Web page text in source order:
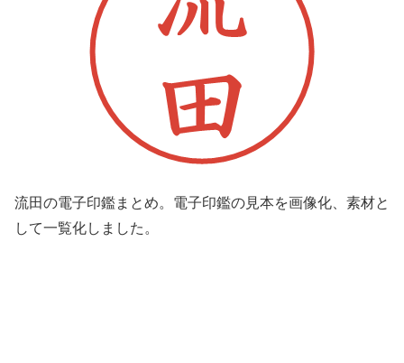
流田の電子印鑑まとめ。電子印鑑の見本を画像化、素材と
して一覧化しました。